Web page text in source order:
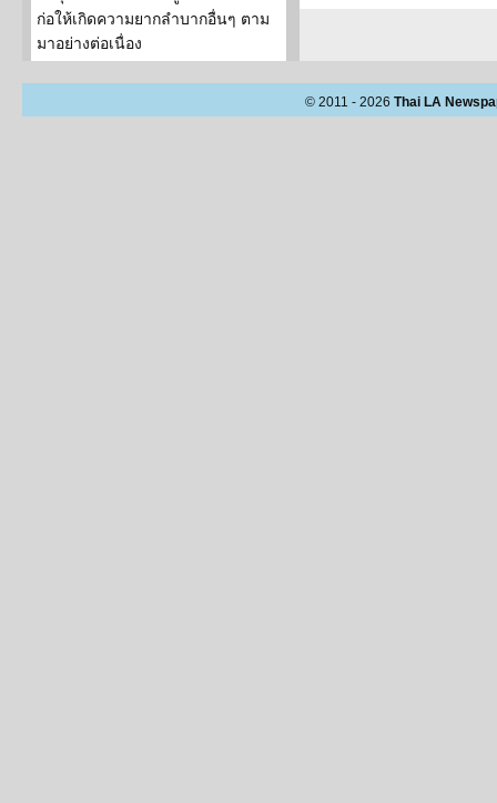
ก่อให้เกิดความยากลำบากอื่นๆ ตาม
มาอย่างต่อเนื่อง
© 2011 - 2026 Thai LA